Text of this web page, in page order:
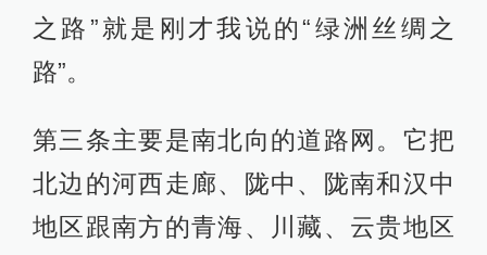
之路”就是刚才我说的“绿洲丝绸之
路”。
第三条主要是南北向的道路网。它把
北边的河西走廊、陇中、陇南和汉中
地区跟南方的青海、川藏、云贵地区